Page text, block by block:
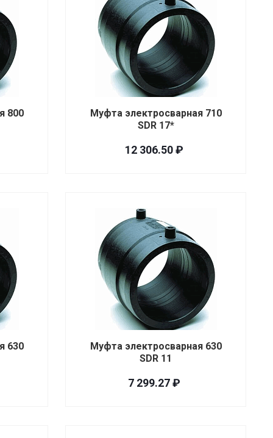
800
Муфта электросварная 710
SDR 17*
12 306.50 ₽
630
Муфта электросварная 630
SDR 11
7 299.27 ₽